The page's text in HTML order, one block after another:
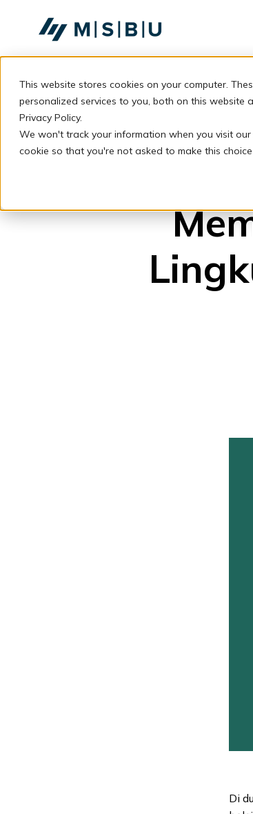
This website stores cookies on your computer.
personalized services to you, both on this website
Privacy Policy.
We won't track your information when you visit
cookie so that you're not asked to make this
Di